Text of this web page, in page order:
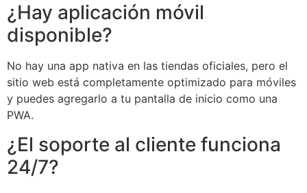
¿Hay aplicación móvil
disponible?
No hay una app nativa en las tiendas oficiales, pero el
sitio web está completamente optimizado para móviles
y puedes agregarlo a tu pantalla de inicio como una
PWA.
¿El soporte al cliente funciona
24/7?